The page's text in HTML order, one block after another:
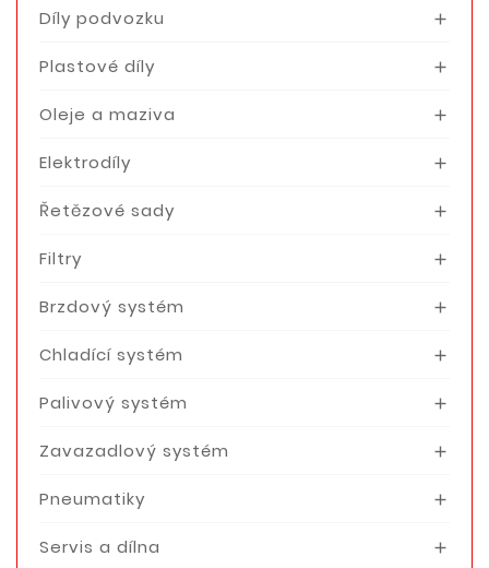
Díly podvozku 
Plastové díly 
Oleje a maziva 
Elektrodíly 
Řetězové sady 
Filtry 
Brzdový systém 
Chladící systém 
Palivový systém 
Zavazadlový systém 
Pneumatiky 
Servis a dílna 